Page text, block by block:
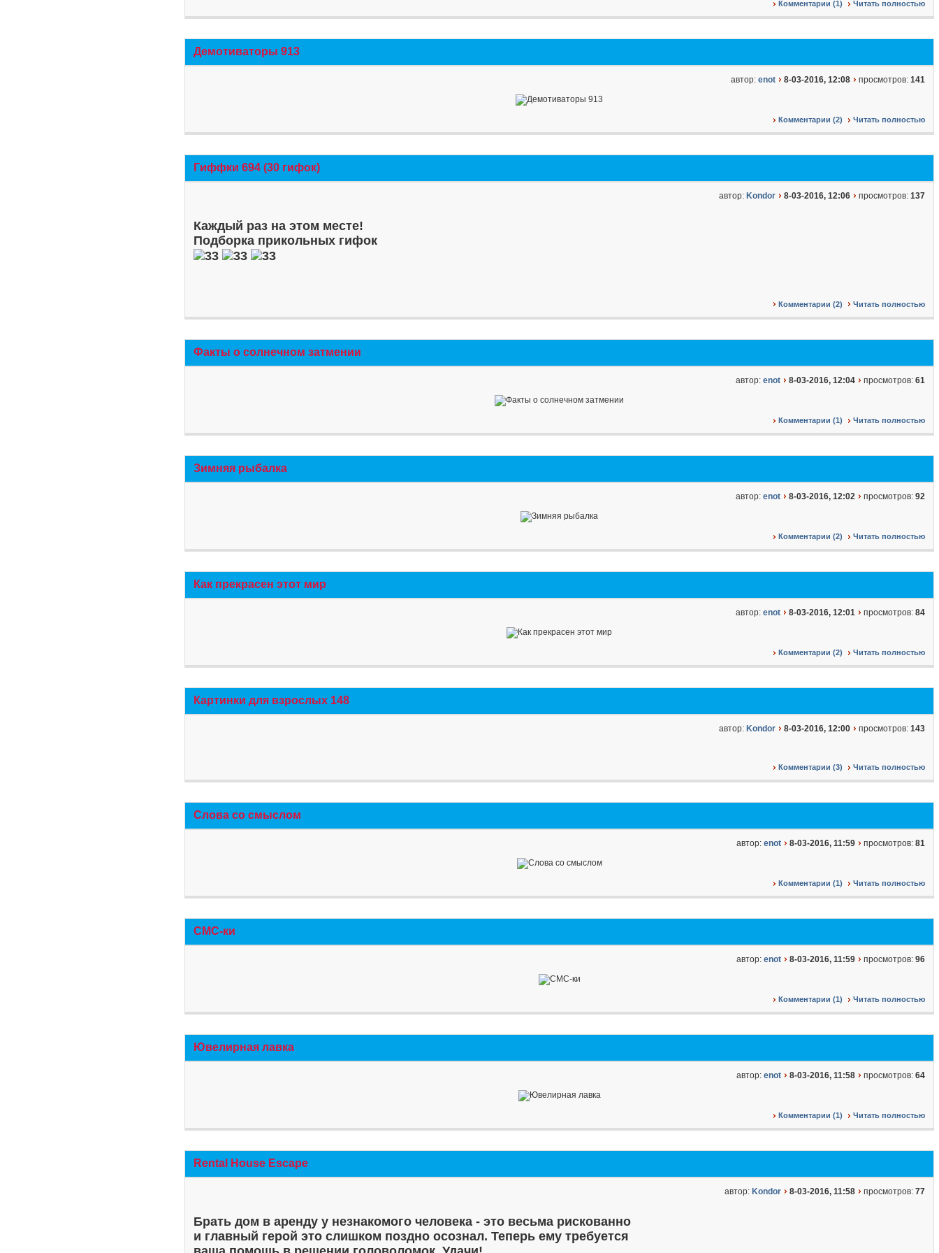
Комментарии (1) Читать полностью
Демотиваторы 913
автор: enot 8-03-2016, 12:08 просмотров: 141
Комментарии (2) Читать полностью
Гиффки 694 (30 гифок)
автор: Kondor 8-03-2016, 12:06 просмотров: 137
Каждый раз на этом месте!
Подборка прикольных гифок
Комментарии (2) Читать полностью
Факты о солнечном затмении
автор: enot 8-03-2016, 12:04 просмотров: 61
Комментарии (1) Читать полностью
Зимняя рыбалка
автор: enot 8-03-2016, 12:02 просмотров: 92
Комментарии (2) Читать полностью
Как прекрасен этот мир
автор: enot 8-03-2016, 12:01 просмотров: 84
Комментарии (2) Читать полностью
Картинки для взрослых 148
автор: Kondor 8-03-2016, 12:00 просмотров: 143
Комментарии (3) Читать полностью
Слова со смыслом
автор: enot 8-03-2016, 11:59 просмотров: 81
Комментарии (1) Читать полностью
СМС-ки
автор: enot 8-03-2016, 11:59 просмотров: 96
Комментарии (1) Читать полностью
Ювелирная лавка
автор: enot 8-03-2016, 11:58 просмотров: 64
Комментарии (1) Читать полностью
Rental House Escape
автор: Kondor 8-03-2016, 11:58 просмотров: 77
Брать дом в аренду у незнакомого человека - это весьма рискованно
и главный герой это слишком поздно осознал. Теперь ему требуется